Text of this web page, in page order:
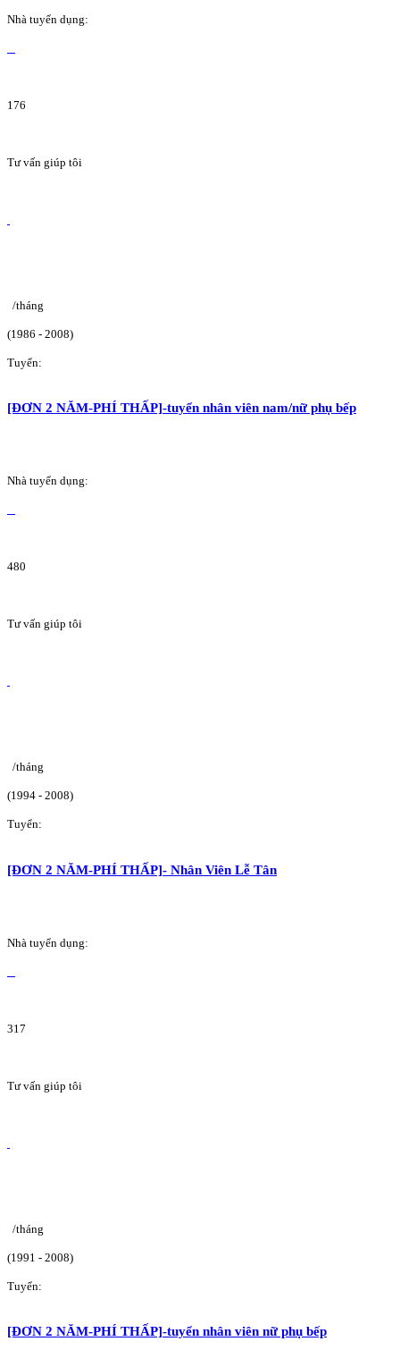
Nhà tuyển dụng:
176
Tư vấn giúp tôi
/tháng
(1986 - 2008)
Tuyển:
[ĐƠN 2 NĂM-PHÍ THẤP]-tuyển nhân viên nam/nữ phụ bếp
Nhà tuyển dụng:
480
Tư vấn giúp tôi
/tháng
(1994 - 2008)
Tuyển:
[ĐƠN 2 NĂM-PHÍ THẤP]- Nhân Viên Lễ Tân
Nhà tuyển dụng:
317
Tư vấn giúp tôi
/tháng
(1991 - 2008)
Tuyển:
[ĐƠN 2 NĂM-PHÍ THẤP]-tuyển nhân viên nữ phụ bếp